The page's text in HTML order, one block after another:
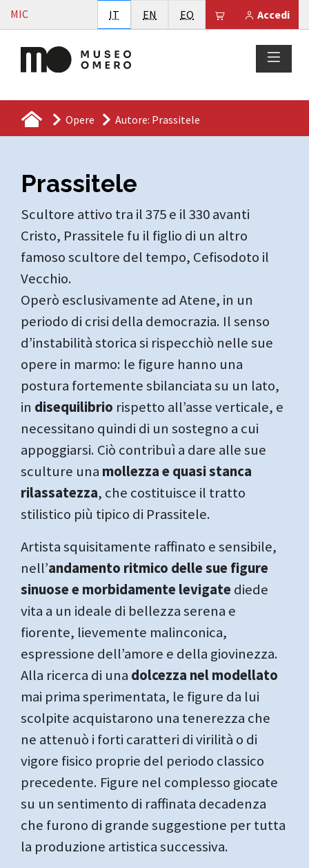
Vai al contenuto
MIC Accedi
Il tuo carrello è
IT Italiano
EN English
EO Esperanto
Opere Autore: Prassitele
Prassitele
Scultore attivo tra il 375 e il 330 avanti
Cristo, Prassitele fu il figlio di un altro
famoso scultore del tempo, Cefisodoto il
Vecchio.
Operò esclusivamente ad Atene, in un
periodo di crisi della democrazia. Il senso
d’instabilità storica si rispecchiò nelle sue
opere in marmo: le figure hanno una
postura fortemente sbilanciata su un lato,
in disequilibrio rispetto all’asse verticale, e
necessitano quindi di un sostegno a cui
appoggiarsi. Ciò contribuì a dare alle sue
sculture una mollezza e quasi stanca
rilassatezza, che costituisce il tratto
stilistico più tipico di Prassitele.
Artista squisitamente raffinato e sensibile,
nell’andamento ritmico delle sue figure
sinuosee morbidamente levigate diede
vita a un ideale di bellezza serena e
fiorente, lievemente malinconica,
espressione dell’amore e della giovinezza.
Alla ricerca di una dolcezza nel modellato
mai prima sperimentata, le figure da lui
scolpite acquistarono una tenerezza che
ne attenuò i forti caratteri di virilità o di
vigore fisico proprie del periodo classico
precedente. Figure nel complesso giocate
su un sentimento di raffinata decadenza
che furono di grande suggestione per tutta
la produzione artistica successiva.